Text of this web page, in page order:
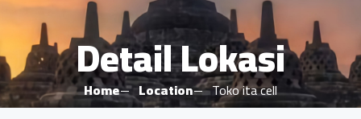
Detail Lokasi
Home Location Toko ita cell